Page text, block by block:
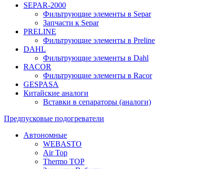
SEPAR-2000
Фильтрующие элементы в Separ
Запчасти к Separ
PRELINE
Фильтрующие элементы в Preline
DAHL
Фильтрующие элементы в Dahl
RACOR
Фильтрующие элементы в Racor
GESPASA
Китайские аналоги
Вставки в сепараторы (аналоги)
Предпусковые подогреватели
Автономные
WEBASTO
Air Top
Thermo TOP